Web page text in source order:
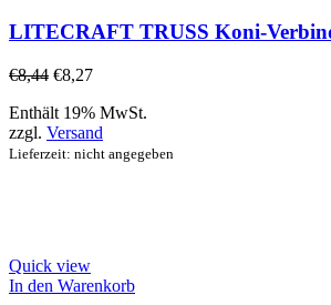
LITECRAFT TRUSS Koni-
€8,44 €8,27
Enthält 19% MwSt.
zzgl. Versand
Lieferzeit: nicht angegeben
Quick view
In den Warenkorb